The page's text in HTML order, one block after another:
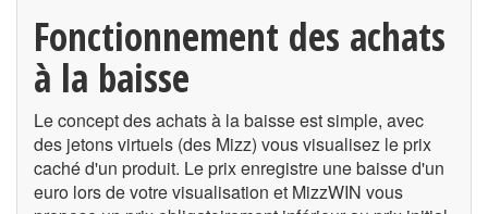
Fonctionnement des achats
à la baisse
Le concept des achats à la baisse est simple, avec
des jetons virtuels (des Mizz) vous visualisez le prix
caché d'un produit. Le prix enregistre une baisse d'un
euro lors de votre visualisation et MizzWIN vous